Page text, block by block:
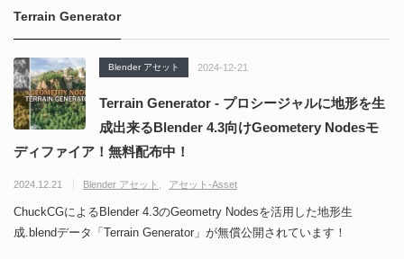
能な伸縮式ライトセ
ーバーの開発メイキ
nderのドキュメン
er向けAIエージェン
CGMatter
Terrain Generator
Blender アセット 2024-12-21
Terrain Generator - プロシージャルに地形を生
成出来るBlender 4.3向けGeometery Nodesモ
ディファイア！無料配布中！
2024.12.21 Blender アセット アセット-Asset
ChuckCGによるBlender 4.3のGeometry Nodesを活用した地形生
成.blendデータ「Terrain Generator」が無償公開されています！